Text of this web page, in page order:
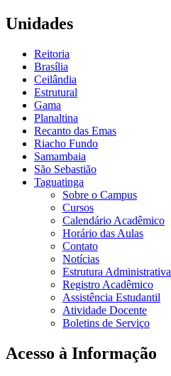
Unidades
Reitoria
Brasília
Ceilândia
Estrutural
Gama
Planaltina
Recanto das Emas
Riacho Fundo
Samambaia
São Sebastião
Taguatinga
Sobre o Campus
Cursos
Calendário Acadêmico
Horário das Aulas
Contato
Notícias
Estrutura Administrativa
Registro Acadêmico
Assistência Estudantil
Atividade Docente
Boletins de Serviço
Acesso à Informação